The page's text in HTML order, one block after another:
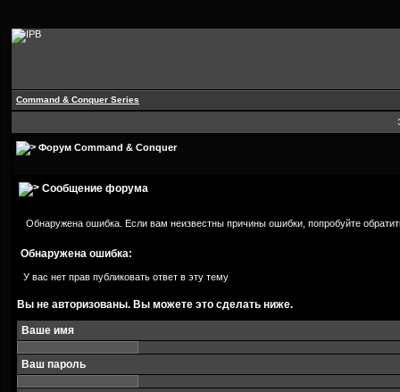
Command & Conquer Series
Форум Command & Conquer
Сообщение форума
Обнаружена ошибка. Если вам неизвестны причины ошибки, попробуйте
Обнаружена ошибка:
У вас нет прав публиковать ответ в эту тему
Вы не авторизованы. Вы можете это сделать ниже.
Ваше имя
Ваш пароль